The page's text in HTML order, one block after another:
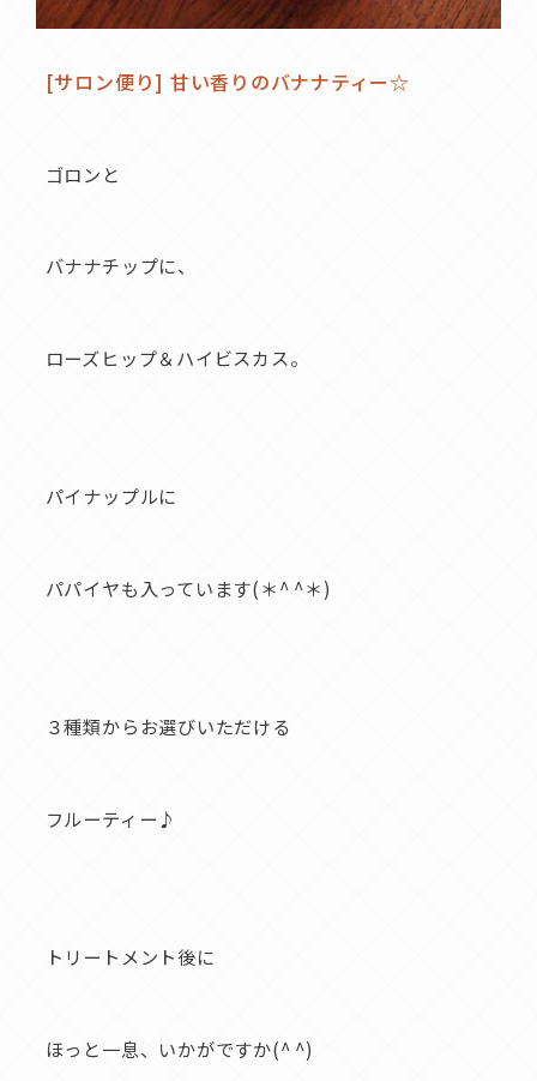
[サロン便り] 甘い香りのバナナティー☆
ゴロンと
バナナチップに、
ローズヒップ＆ハイビスカス。
パイナップルに
パパイヤも入っています(＊^ ^＊)
３種類からお選びいただける
フルーティー♪
トリートメント後に
ほっと一息、いかがですか(^ ^)